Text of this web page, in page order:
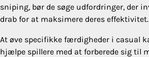
sniping, bør de søge udfordringer, der
drab for at maksimere deres effektivitet.
At øve specifikke færdigheder i casual
hjælpe spillere med at forberede sig til